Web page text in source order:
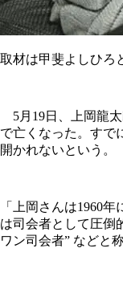
取材は甲斐よしひろ
5月19日、上岡龍
で亡くなった。すで
開かれないという。
「上岡さんは1960
は司会者として圧倒
ワン司会者” などと